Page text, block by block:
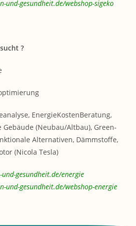
und-gesundheit.de/webshop-sigeko
?
EnergieKostenBeratung,
(Neubau/Altbau), Green-
Alternativen, Dämmstoffe,
(Nicola Tesla)
gesundheit.de/energie
und-gesundheit.de/webshop-energie